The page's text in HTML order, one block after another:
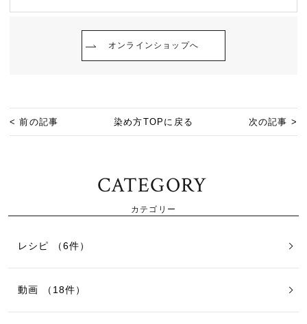
オンラインショップへ
< 前の記事 染め方TOPに戻る 次の記事 >
CATEGORY
カテゴリー
レシピ （6件）
動画 （18件）